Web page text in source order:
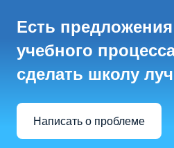
Есть
учебного
сделать школу
Написать о проблеме